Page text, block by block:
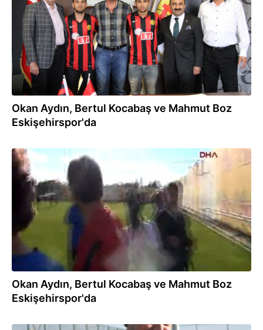
Okan Aydın, Bertul Kocabaş ve Mahmut Boz
Eskişehirspor'da
05.09.2013
Okan Aydın, Bertul Kocabaş ve Mahmut Boz
Eskişehirspor'da